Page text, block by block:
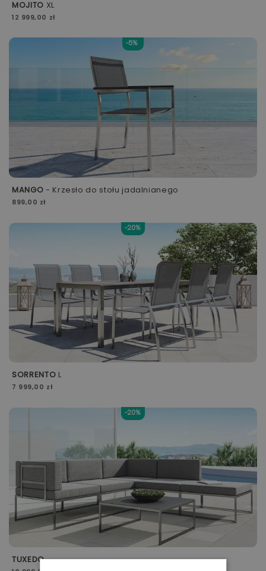
MOJITO XL
12 999,00 zł
-5%
MANGO - Krzesło do stołu jadalnianego
899,00 zł
-20%
SORRENTO L
7 999,00 zł
-20%
TUXEDO